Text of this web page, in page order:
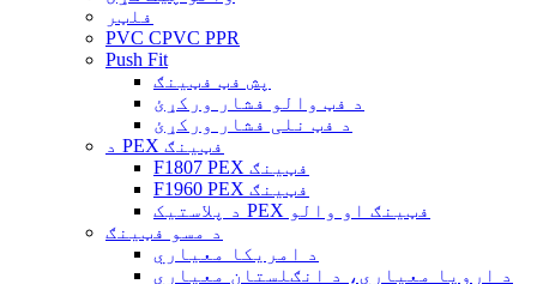
فلټر
PVC CPVC PPR
Push Fit
پش فټ فټینګ
د فټ والو فشار ورکړئ
د فټ نلی فشار ورکړئ
د PEX فټینګ
F1807 PEX فټینګ
F1960 PEX فټینګ
د پلاستيک PEX فټینګ او والو
د مسو فټینګ
د امریکا معیاري
د اروپا معیاري، د انګلستان معیاري